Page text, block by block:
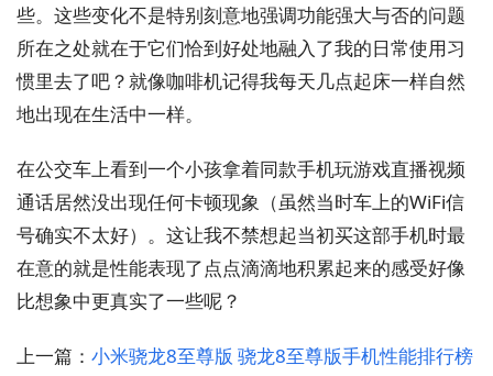
些。这些变化不是特别刻意地强调功能强大与否的问题
所在之处就在于它们恰到好处地融入了我的日常使用习
惯里去了吧？就像咖啡机记得我每天几点起床一样自然
地出现在生活中一样。
在公交车上看到一个小孩拿着同款手机玩游戏直播视频
通话居然没出现任何卡顿现象（虽然当时车上的WiFi信
号确实不太好）。这让我不禁想起当初买这部手机时最
在意的就是性能表现了点点滴滴地积累起来的感受好像
比想象中更真实了一些呢？
上一篇： 小米骁龙8至尊版 骁龙8至尊版手机性能排行榜